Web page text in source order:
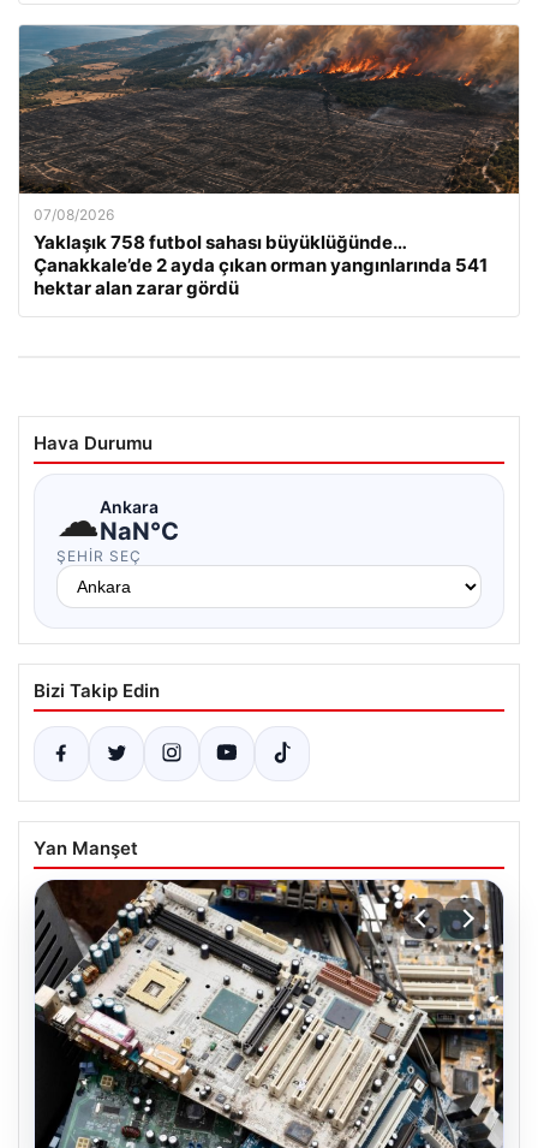
07/08/2026
Yaklaşık 758 futbol sahası büyüklüğünde…
Çanakkale’de 2 ayda çıkan orman yangınlarında 541
hektar alan zarar gördü
Hava Durumu
☁Ankara
NaN°C
ŞEHIR SEÇ
Bizi Takip Edin
Yan Manşet